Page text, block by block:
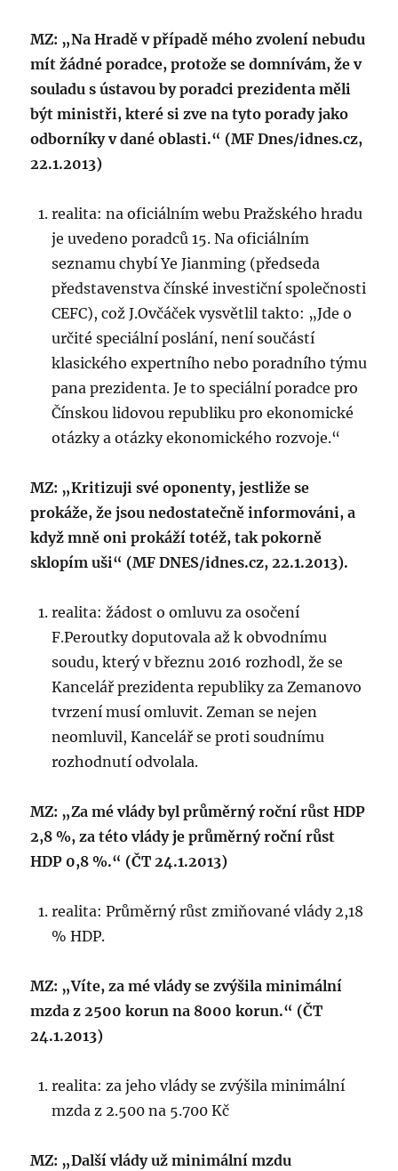
MZ: „Na Hradě v případě mého zvolení nebudu
mít žádné poradce, protože se domnívám, že v
souladu s ústavou by poradci prezidenta měli
být ministři, které si zve na tyto porady jako
odborníky v dané oblasti.“ (MF Dnes/idnes.cz,
22.1.2013)
realita: na oficiálním webu Pražského hradu
je uvedeno poradců 15. Na oficiálním
seznamu chybí Ye Jianming (předseda
představenstva čínské investiční společnosti
CEFC), což J.Ovčáček vysvětlil takto: „Jde o
určité speciální poslání, není součástí
klasického expertního nebo poradního týmu
pana prezidenta. Je to speciální poradce pro
Čínskou lidovou republiku pro ekonomické
otázky a otázky ekonomického rozvoje.“
MZ: „Kritizuji své oponenty, jestliže se
prokáže, že jsou nedostatečně informováni, a
když mně oni prokáží totéž, tak pokorně
sklopím uši“ (MF DNES/idnes.cz, 22.1.2013).
realita: žádost o omluvu za osočení
F.Peroutky doputovala až k obvodnímu
soudu, který v březnu 2016 rozhodl, že se
Kancelář prezidenta republiky za Zemanovo
tvrzení musí omluvit. Zeman se nejen
neomluvil, Kancelář se proti soudnímu
rozhodnutí odvolala.
MZ: „Za mé vlády byl průměrný roční růst HDP
2,8 %, za této vlády je průměrný roční růst
HDP 0,8 %.“ (ČT 24.1.2013)
realita: Průměrný růst zmiňované vlády 2,18
% HDP.
MZ: „Víte, za mé vlády se zvýšila minimální
mzda z 2500 korun na 8000 korun.“ (ČT
24.1.2013)
realita: za jeho vlády se zvýšila minimální
mzda z 2.500 na 5.700 Kč
MZ: „Další vlády už minimální mzdu